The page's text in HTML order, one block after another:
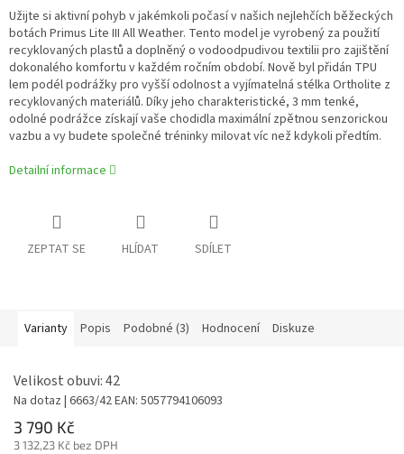
Užijte si aktivní pohyb v jakémkoli počasí v našich nejlehčích běžeckých
botách Primus Lite III All Weather. Tento model je vyrobený za použití
recyklovaných plastů a doplněný o vodoodpudivou textilii pro zajištění
dokonalého komfortu v každém ročním období. Nově byl přidán TPU
lem podél podrážky pro vyšší odolnost a vyjímatelná stélka Ortholite z
recyklovaných materiálů. Díky jeho charakteristické, 3 mm tenké,
odolné podrážce získají vaše chodidla maximální zpětnou senzorickou
vazbu a vy budete společné tréninky milovat víc než kdykoli předtím.
Detailní informace
ZEPTAT SE HLÍDAT SDÍLET
Varianty Popis Podobné (3) Hodnocení Diskuze
Velikost obuvi: 42
Na dotaz | 6663/42EAN: 5057794106093
3 790 Kč
3 132,23 Kč bez DPH